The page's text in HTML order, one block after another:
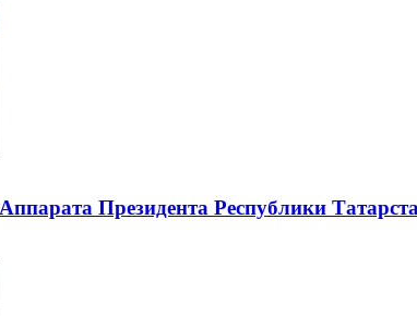
Президента Республики